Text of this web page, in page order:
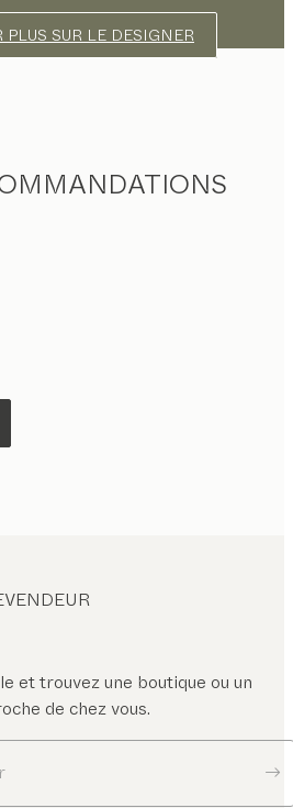
PLUS SUR LE DESIGNER
et trouvez une boutique ou un
de chez vous.